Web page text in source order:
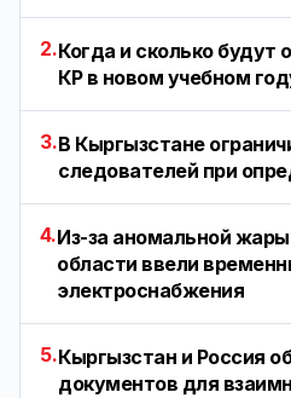
2.Когда и сколько будут
КР в новом учебном
3.В Кыргызстане
следователей при
4.Из-за аномальной
области ввели
электроснабжения
5.Кыргызстан и Россия
документов для